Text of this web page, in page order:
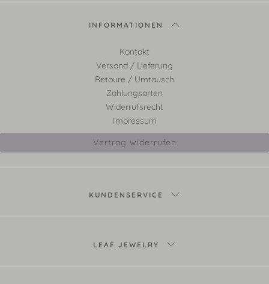
INFORMATIONEN
Kontakt
Versand / Lieferung
Retoure / Umtausch
Zahlungsarten
Widerrufsrecht
Impressum
Vertrag widerrufen
KUNDENSERVICE
LEAF JEWELRY